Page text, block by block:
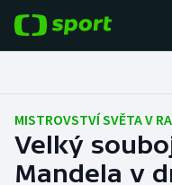
Fotbal
Hokej
MISTROVSTVÍ SVĚTA V
Velký
Mandela v